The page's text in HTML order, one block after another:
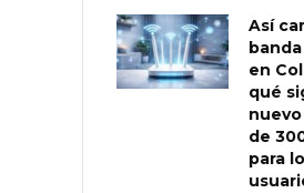
Así
en
qué
de
para